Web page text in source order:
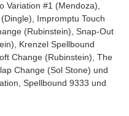
Variation #1 (Mendoza),
Impromptu Touch
(Rubinstein), Snap-Out
Krenzel Spellbound
Change (Rubinstein), The
Change (Sol Stone) und
Spellbound 9333 und